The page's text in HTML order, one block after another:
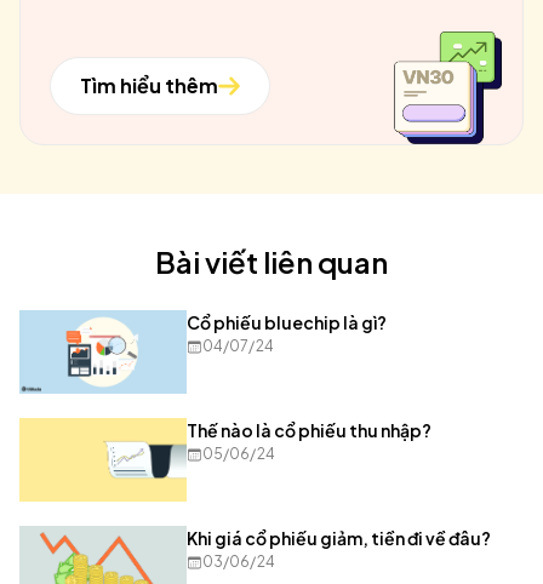
Tìm hiểu thêm
Bài viết liên quan
Cổ phiếu bluechip là gì?
04/07/24
Thế nào là cổ phiếu thu nhập?
05/06/24
Khi giá cổ phiếu giảm, tiền đi về đâu?
03/06/24